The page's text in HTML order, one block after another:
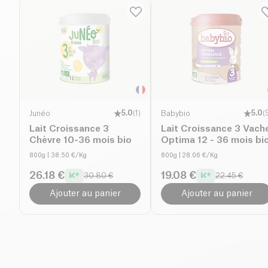
Junéo 5.0(1 )
Lait Croissance 3
Chèvre 10-36 mois bio
800g | 38.50 €/Kg
26.18 € 30.80 €
Ajouter au panier
Babybio 5.0(
Lait Croissance 3
Optima 12 - 36 mois
800g | 28.06 €/Kg
19.08 € 22.45 €
Ajouter au panier